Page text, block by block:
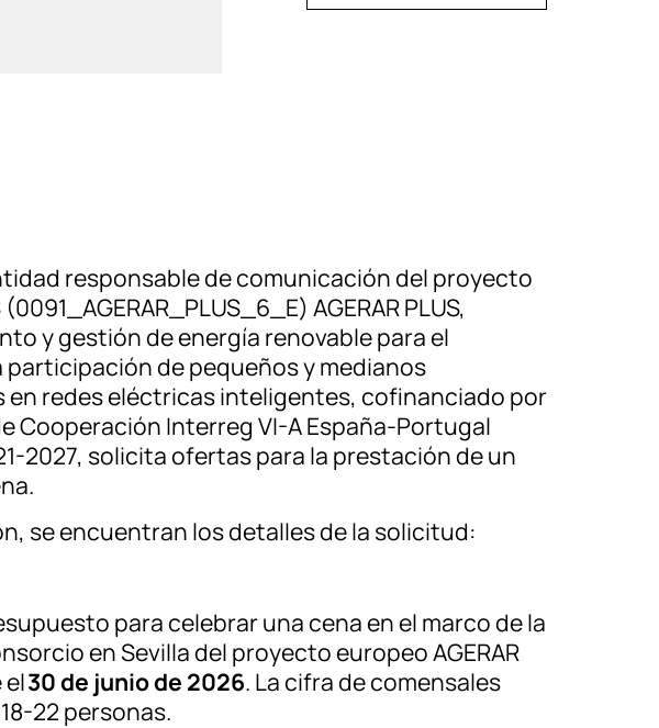
responsable de comunicación del proyecto
(0091_AGERAR_PLUS_6_E) AGERAR PLUS,
y gestión de energía renovable para el
de pequeños y medianos
en redes eléctricas inteligentes, cofinanciado por
Cooperación Interreg VI-A España-Portugal
2027, solicita ofertas para la prestación de un
se encuentran los detalles de la solicitud:
para celebrar una cena en el marco de la
en Sevilla del proyecto europeo AGERAR
el30 de junio de 2026. La cifra de comensales
22 personas.